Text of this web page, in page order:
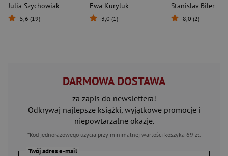
Julia Szychowiak
5,6 (19)
Ewa Kuryluk
3,0 (1)
Stanislav Biler
8,0 (2)
DARMOWA DOSTAWA
za zapis do newslettera!
Odkrywaj najlepsze książki, wyjątkowe promocje i
niepowtarzalne okazje.
*Kod jednorazowego użycia przy minimalnej wartości koszyka 69 zł.
Twój adres e-mail